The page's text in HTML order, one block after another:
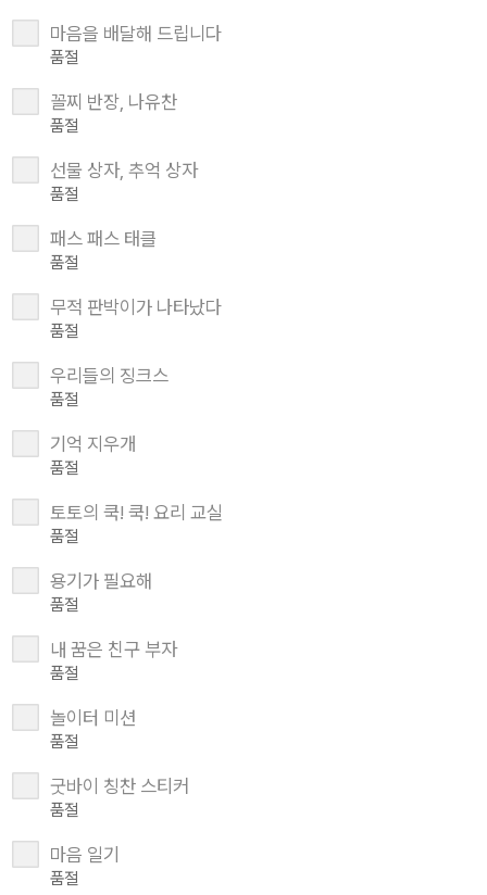
마음을 배달해 드립니다
품절
꼴찌 반장, 나유찬
품절
선물 상자, 추억 상자
품절
패스 패스 태클
품절
무적 판박이가 나타났다
품절
우리들의 징크스
품절
기억 지우개
품절
토토의 쿡! 쿡! 요리 교실
품절
용기가 필요해
품절
내 꿈은 친구 부자
품절
놀이터 미션
품절
굿바이 칭찬 스티커
품절
마음 일기
품절